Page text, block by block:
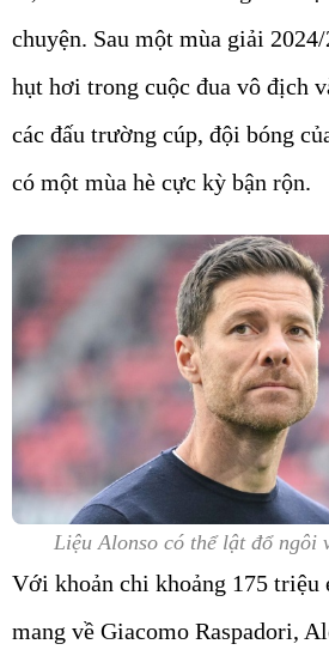
chuyện. Sau một mùa giải
hụt hơi trong cuộc đua vô địch
các đấu trường cúp, đội bóng
có một mùa hè cực kỳ bận rộn.
Liệu Alonso có thể lật đổ ngôi
Với khoản chi khoảng 175 triệu
mang về Giacomo Raspadori,